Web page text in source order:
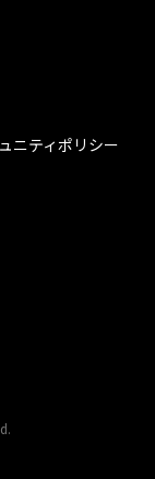
ニティポリシー